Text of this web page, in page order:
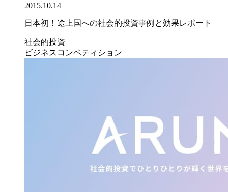
2015.10.14
日本初！途上国への社会的投資事例と効果レポート
社会的投資
ビジネスコンペティション